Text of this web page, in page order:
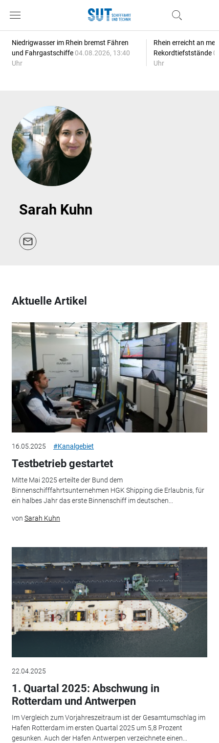
Niedrigwasser im Rhein bremst Fähren
und Fahrgastschiffe 04.08.2026, 13:40
Uhr
Rhein erreicht an
Rekordtiefststände
Uhr
Sarah Kuhn
Aktuelle Artikel
16.05.2025 #Kanalgebiet
Testbetrieb gestartet
Mitte Mai 2025 erteilte der Bund dem
Binnenschifffahrtsunternehmen HGK Shipping die Erlaubnis, für
ein halbes Jahr das erste Binnenschiff im deutschen...
von Sarah Kuhn
22.04.2025
1. Quartal 2025: Abschwung in
Rotterdam und Antwerpen
Im Vergleich zum Vorjahreszeitraum ist der Gesamtumschlag im
Hafen Rotterdam im ersten Quartal 2025 um 5,8 Prozent
gesunken. Auch der Hafen Antwerpen verzeichnete einen...